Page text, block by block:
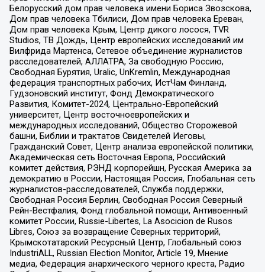
Белорусский дом прав человека имени Бориса Звозскова,
Дом прав человека Тбилиси, Дом прав человека Ереван,
Дом прав человека Крым, Центр дикого лосося, TVR
Studios, ТВ Дождь, Центр европейских исследований им
Вилфрида Мартенса, Сетевое объединение журналистов
расследователей, АЛЛАТРА, За свободную Россию,
Свободная Бурятия, Uralic, UnKremlin, Международная
федерация транспортных рабочих, ИстЧам Финланд,
Гудзоновский институт, Фонд Демократического
Развития, Комитет-2024, Центрально-Европейский
университет, Центр восточноевропейских и
международных исследований, Общество Сторожевой
башни, Библии и трактатов Свидетелей Иеговы,
Гражданский Совет, Центр анализа европейской политики,
Академическая сеть Восточная Европа, Российский
комитет действия, РЭНД корпорейшн, Русская Америка за
демократию в России, Настоящая Россия, Глобальная сеть
журналистов-расследователей, Служба поддержки,
Свободная Россия Берлин, Свободная Россия Северный
Рейн-Вестфалия, Фонд глобальной помощи, Антивоенный
комитет России, Russie-Libertes, La Asocicion de Rusos
Libres, Союз за возвращение Северных территорий,
Крымскотатарский Ресурсный Центр, Глобальный союз
IndustriALL, Russian Election Monitor, Article 19, Мнение
медиа, Федерация анархического черного креста, Радио